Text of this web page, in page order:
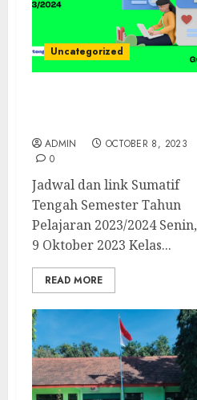
Uncategorized
ADMIN
OCTOBER 8, 2023
0
Jadwal dan link Sumatif
Tengah Semester Tahun
Pelajaran 2023/2024 Senin,
9 Oktober 2023 Kelas...
READ MORE